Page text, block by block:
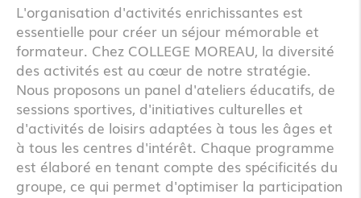
L'organisation d'activités enrichissantes est
essentielle pour créer un séjour mémorable et
formateur. Chez COLLEGE MOREAU, la diversité
des activités est au cœur de notre stratégie.
Nous proposons un panel d'ateliers éducatifs, de
sessions sportives, d'initiatives culturelles et
d'activités de loisirs adaptées à tous les âges et
à tous les centres d'intérêt. Chaque programme
est élaboré en tenant compte des spécificités du
groupe, ce qui permet d'optimiser la participation